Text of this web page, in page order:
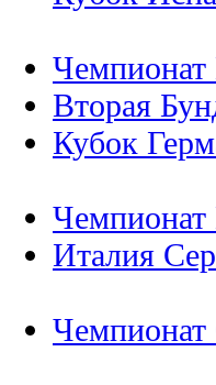
Чемпионат
Вторая
Кубок
Италия